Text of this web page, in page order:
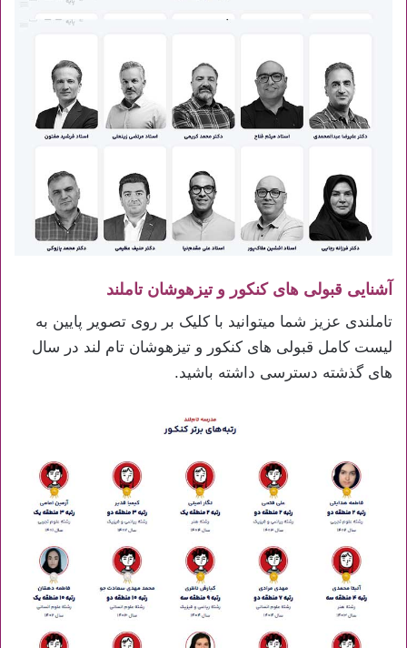
آشنایی قبولی های کنکور و تیزهوشان تاملند
تاملندی عزیز شما میتوانید با کلیک بر روی تصویر پایین به
لیست کامل قبولی های کنکور و تیزهوشان تام لند در سال
های گذشته دسترسی داشته باشید.